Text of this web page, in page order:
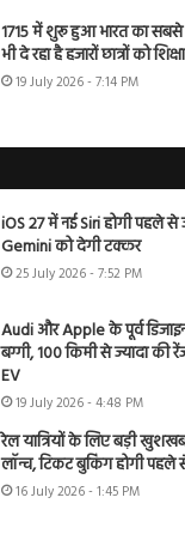
1715 में शुरू हुआ भारत का सबसे
भी दे रहा है हजारों छात्रों को शिक्षा
19 July 2026 - 7:14 PM
iOS 27 में नई Siri होगी पहले से
Gemini को देगी टक्कर
25 July 2026 - 7:52 PM
Audi और Apple के पूर्व
बग्गी, 100 किमी से ज्यादा
EV
19 July 2026 - 4:48 PM
रेल यात्रियों के लिए बड़ी
लॉन्च, टिकट बुकिंग होगी
16 July 2026 - 1:45 PM